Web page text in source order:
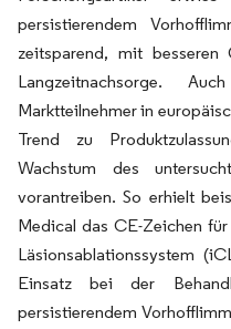
persistierendem
zeitsparend, mit besseren
Langzeitnachsorge.
Marktteilnehmer in
Trend zu
Wachstum des
vorantreiben. So erhielt
Medical das CE-Zeichen
Läsionsablationssystem
Einsatz bei der
persistierendem